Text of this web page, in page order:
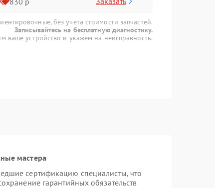
без учета стоимости запчастей.
Записывайтесь на бесплатную диагностику.
ваше устройство и укажем на неисправность.
мастера
сертификацию специалисты, что
гарантийных обязательств